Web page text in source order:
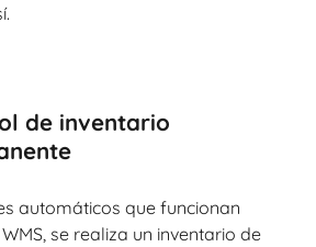
de inventario
automáticos que funcionan
se realiza un inventario de